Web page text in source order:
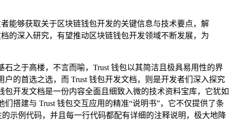
能够获取关于区块链钱包开发的关键信息与技术要点，解
的深入研究，有望推动区块链钱包开发领域不断发展，为
之于高楼，不言而喻，Trust 钱包以其简洁且极具易用性的界
的首选之选，而 Trust 钱包开发文档，则是开发者们深入探究
开发文档是一份内容全面且细致入微的技术资料宝库，它犹如
搭建与 Trust 钱包交互应用的精准“说明书”，它不仅提供了条
示例代码，并且每一行代码都配有详细的注释说明，极大地降